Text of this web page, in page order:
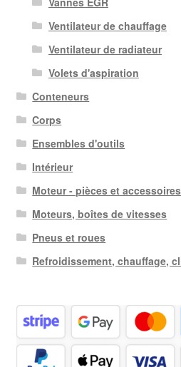
Ventilateur de chauffage
Ventilateur de radiateur
Volets d'aspiration
Conteneurs
Corps
Ensembles d'outils
Intérieur
Moteur - pièces et accessoires
Moteurs, boîtes de vitesses
Pneus et roues
Refroidissement, chauffage,